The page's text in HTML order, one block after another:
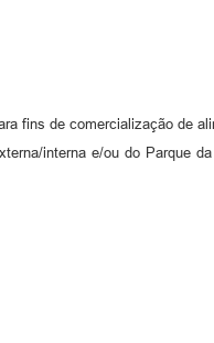
fins de comercialização de
interna e/ou do Parque